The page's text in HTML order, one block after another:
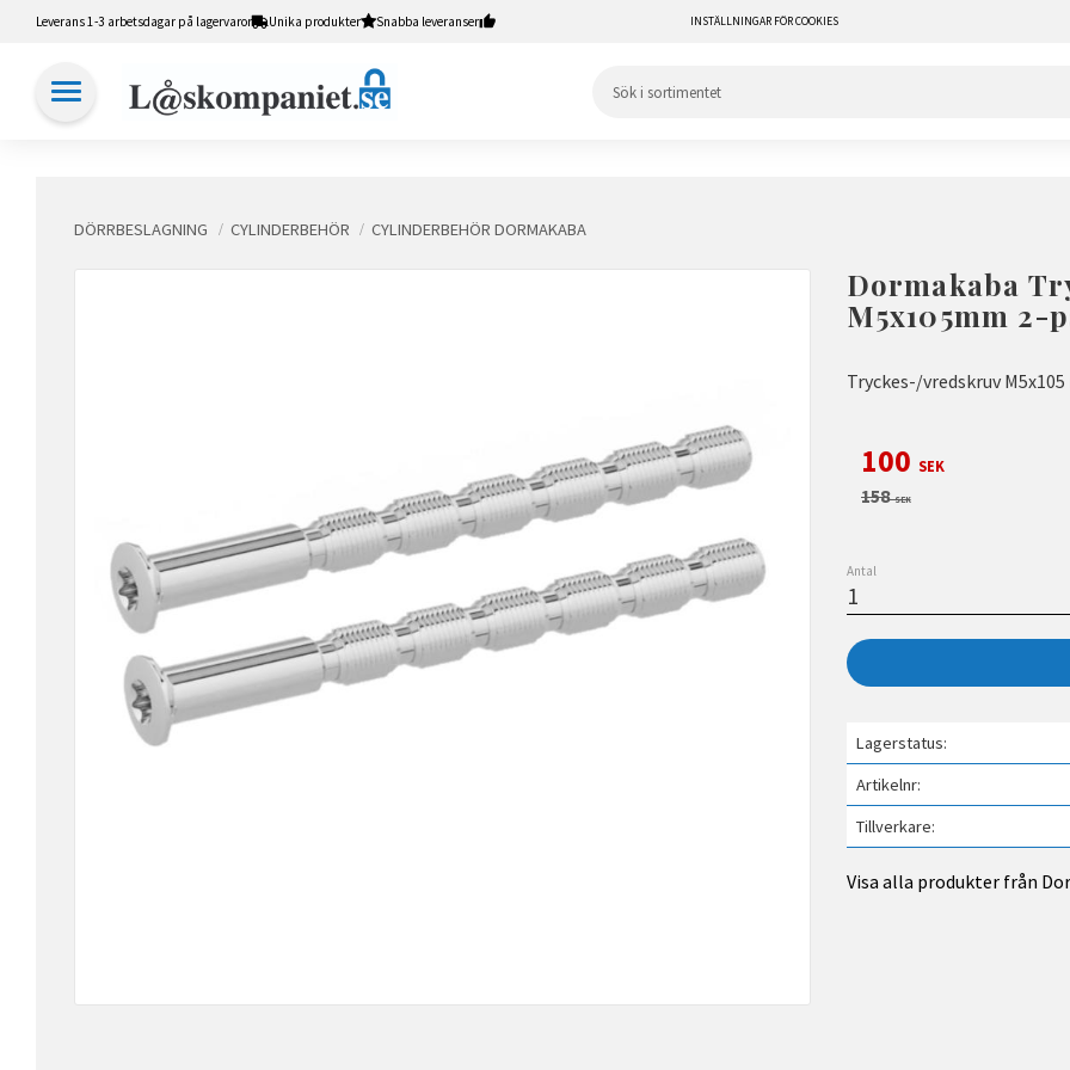
Leverans 1-3 arbetsdagar på lagervaror Unika produkter Snabba leveranser INSTÄLLNINGAR FÖR COOKIES
DÖRRBESLAGNING CYLINDERBEHÖR CYLINDERBEHÖR DORMAKABA
Dormakaba
M5x105mm 2-
Tryckes-/vredskruv
Nedsatt pris:
100 SEK
Ordinarie pris:
158SEK
Antal
Lagerstatus
Artikelnr
Tillverkare
Visa alla produkter från